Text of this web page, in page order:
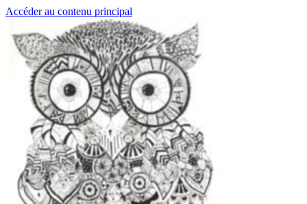
Accéder au contenu principal